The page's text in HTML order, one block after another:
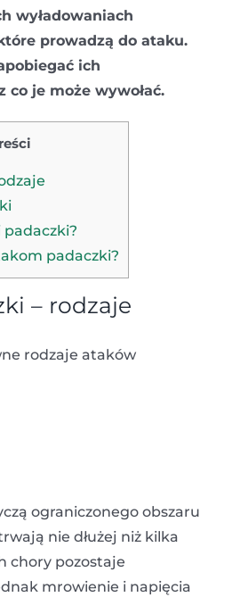
wyładowaniach
prowadzą do ataku.
ich
co je może wywołać.
padaczki?
padaczki?
– rodzaje
rodzaje ataków
ograniczonego obszaru
nie dłużej niż kilka
chory pozostaje
mrowienie i napięcia